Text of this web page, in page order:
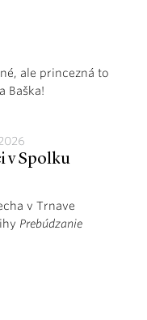
ale princezná to
Baška!
v Spolku
v Trnave
Prebúdzanie